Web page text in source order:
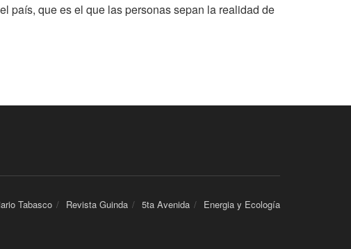
país, que es el que las personas sepan la realidad de
Tabasco Revista Guinda 5ta Avenida Energia y Ecología